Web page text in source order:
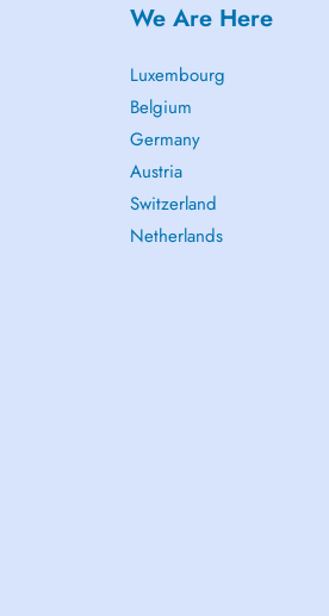
We Are Here
Luxembourg
Belgium
Germany
Austria
Switzerland
Netherlands